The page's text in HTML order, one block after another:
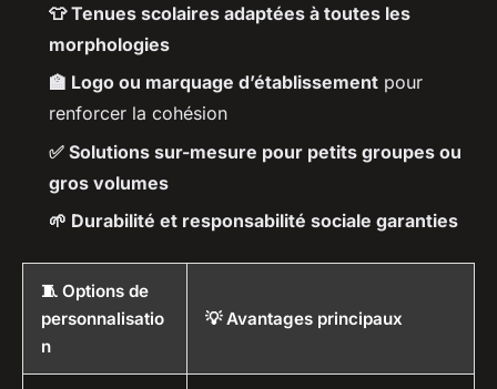
👕 Tenues scolaires adaptées à toutes les
morphologies
🏫 Logo ou marquage d’établissement pour
renforcer la cohésion
✅ Solutions sur-mesure pour petits groupes ou
gros volumes
🌱 Durabilité et responsabilité sociale garanties
🧵 Options de
personnalisatio
n
💡 Avantages principaux